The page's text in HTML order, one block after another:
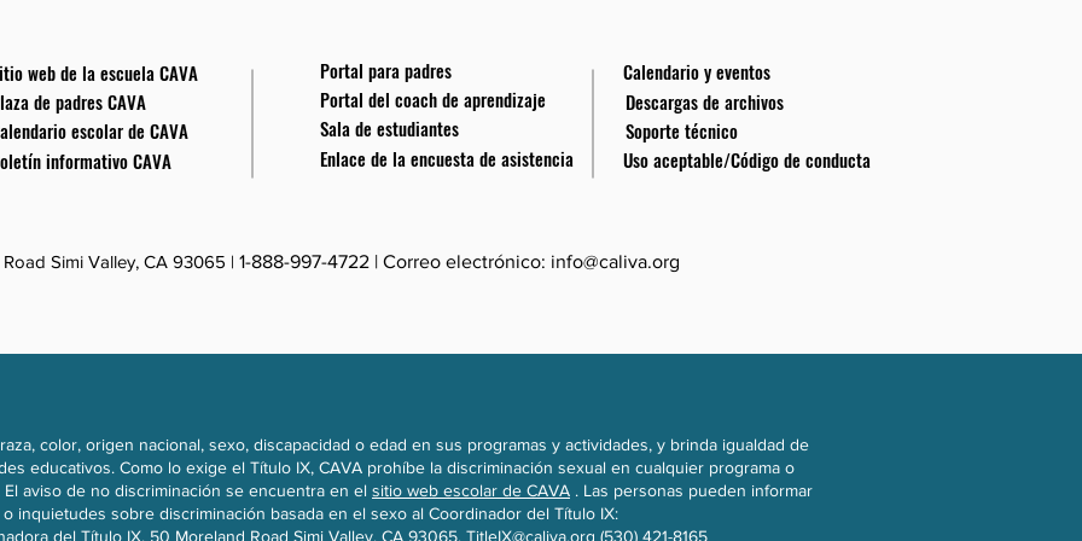
web de la escuela CAVA
de padres CAVA
escolar de CAVA
informativo CAVA
Portal para padres
Portal del coach de aprendizaje
Sala de estudiantes
Enlace de la encuesta de asistencia
Calendario y eventos
Descargas de archivos
Soporte técnico
Uso aceptable/Código de conducta
Simi Valley, CA 93065 | 1-888-997-4722 | Correo electrónico: info@caliva.org
color, origen nacional, sexo, discapacidad o edad en sus programas y actividades, y brinda igualdad de
educativos. Como lo exige el Título IX, CAVA prohíbe la discriminación sexual en cualquier programa o
aviso de no discriminación se encuentra en el sitio web escolar de CAVA . Las personas pueden informar
inquietudes sobre discriminación basada en el sexo al Coordinador del Título IX:
del Título IX, 50 Moreland Road Simi Valley, CA 93065. TitleIX@caliva.org (530) 421-8165